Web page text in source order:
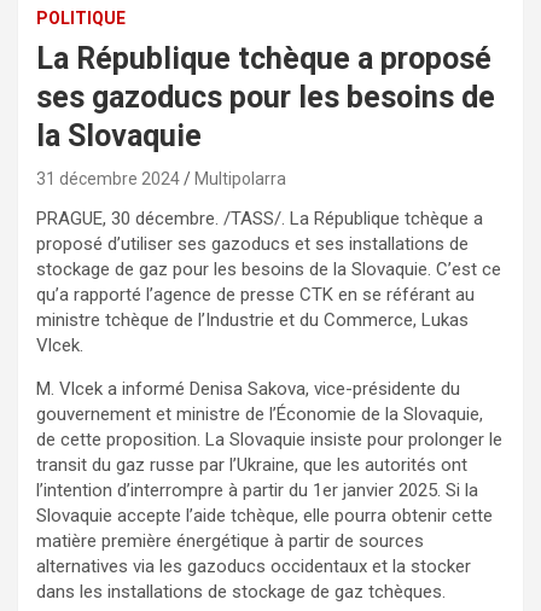
POLITIQUE
La République tchèque a proposé
ses gazoducs pour les besoins de
la Slovaquie
31 décembre 2024 Multipolarra
PRAGUE, 30 décembre. /TASS/. La République tchèque a
proposé d’utiliser ses gazoducs et ses installations de
stockage de gaz pour les besoins de la Slovaquie. C’est ce
qu’a rapporté l’agence de presse CTK en se référant au
ministre tchèque de l’Industrie et du Commerce, Lukas
Vlcek.
M. Vlcek a informé Denisa Sakova, vice-présidente du
gouvernement et ministre de l’Économie de la Slovaquie,
de cette proposition. La Slovaquie insiste pour prolonger le
transit du gaz russe par l’Ukraine, que les autorités ont
l’intention d’interrompre à partir du 1er janvier 2025. Si la
Slovaquie accepte l’aide tchèque, elle pourra obtenir cette
matière première énergétique à partir de sources
alternatives via les gazoducs occidentaux et la stocker
dans les installations de stockage de gaz tchèques.